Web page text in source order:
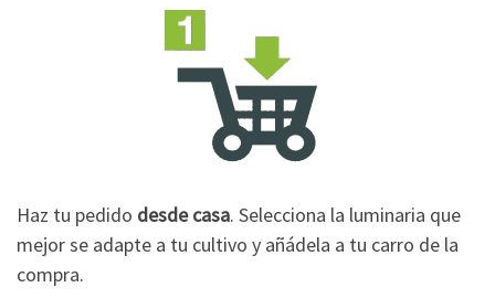
Haz tu pedido desde casa. Selecciona la luminaria que
mejor se adapte a tu cultivo y añádela a tu carro de la
compra.